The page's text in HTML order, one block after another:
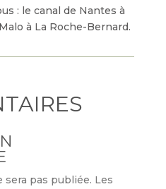
: le canal de Nantes à
à La Roche-Bernard.
sera pas publiée. Les